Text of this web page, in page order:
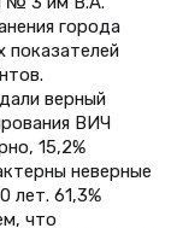
города
верный
ВИЧ
15,2%
неверные
лет. 61,3%
что